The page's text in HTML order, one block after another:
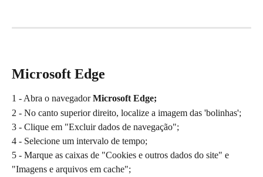
Microsoft Edge
1 - Abra o navegador Microsoft Edge;
2 - No canto superior direito, localize a imagem das 'bolinhas';
3 - Clique em "Excluir dados de navegação";
4 - Selecione um intervalo de tempo;
5 - Marque as caixas de "Cookies e outros dados do site" e
"Imagens e arquivos em cache";